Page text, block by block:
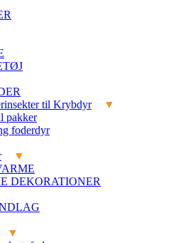
til Krybdyr
pakker
foderdyr
DEKORATIONER